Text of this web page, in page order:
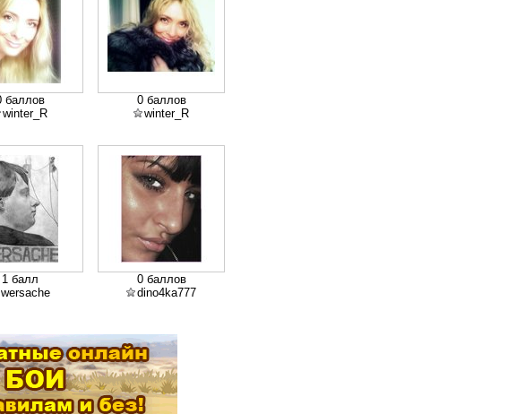
баллов
winter_R
0 баллов
winter_R
1 балл
wersache
0 баллов
dino4ka777